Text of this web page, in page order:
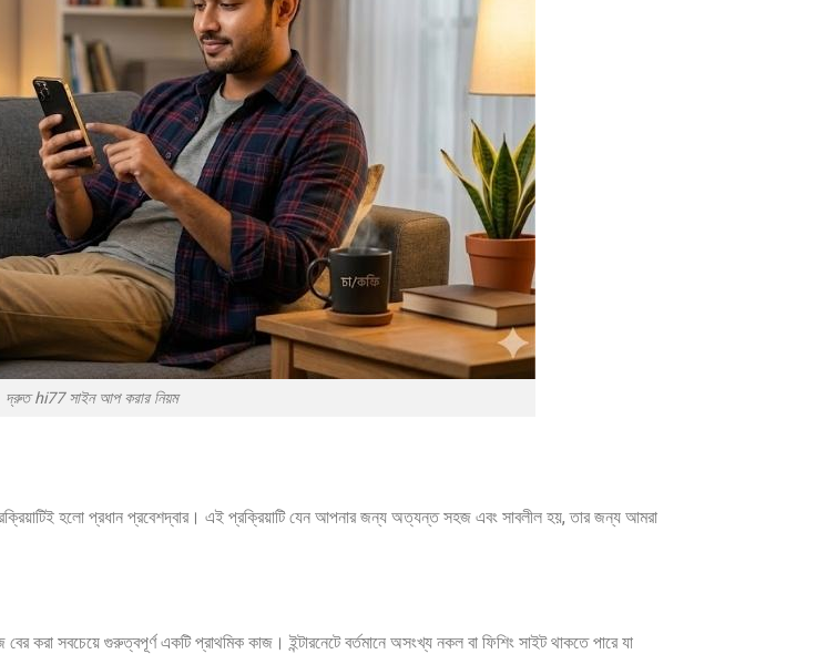
দ্রুত hi77 সাইন আপ করার নিয়ম
হলো প্রধান প্রবেশদ্বার। এই প্রক্রিয়াটি যেন আপনার জন্য অত্যন্ত সহজ এবং সাবলীল হয়, তার জন্য আমরা
সবচেয়ে গুরুত্বপূর্ণ একটি প্রাথমিক কাজ। ইন্টারনেটে বর্তমানে অসংখ্য নকল বা ফিশিং সাইট থাকতে পারে যা